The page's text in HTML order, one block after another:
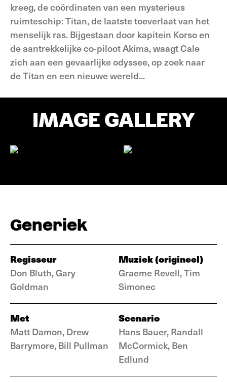
kreeg, de coördinaten van een mysterieus
ruimteschip: Titan, de laatste toeverlaat van het
menselijk ras. Bijgestaan door kapitein Korso en
de aantrekkelijke co-piloot Akima, waagt Cale
zich aan een gevaarlijke odyssee, op zoek naar
de Titan en een nieuwe wereld...
IMAGE GALLERY
Generiek
Regisseur
Don Bluth, Gary
Goldman
Muziek (origineel)
Graeme Revell, Tim
Simonec
Met
Matt Damon, Drew
Barrymore, Bill Pullman
Scenario
Hans Bauer, Randall
McCormick, Ben
Edlund